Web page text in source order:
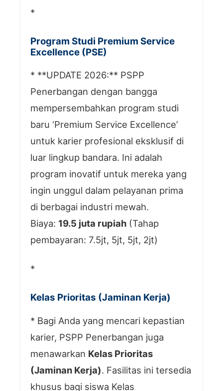
*
Program Studi Premium Service
Excellence (PSE)
* **UPDATE 2026:** PSPP
Penerbangan dengan bangga
mempersembahkan program studi
baru ‘Premium Service Excellence’
untuk karier profesional eksklusif di
luar lingkup bandara. Ini adalah
program inovatif untuk mereka yang
ingin unggul dalam pelayanan prima
di berbagai industri mewah.
Biaya: 19.5 juta rupiah (Tahap
pembayaran: 7.5jt, 5jt, 5jt, 2jt)
*
Kelas Prioritas (Jaminan Kerja)
* Bagi Anda yang mencari kepastian
karier, PSPP Penerbangan juga
menawarkan Kelas Prioritas
(Jaminan Kerja). Fasilitas ini tersedia
khusus bagi siswa Kelas